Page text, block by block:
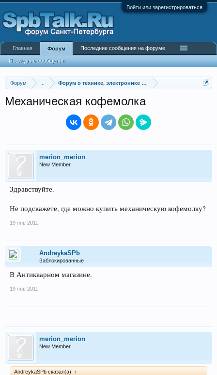
Войти или зарегистрироваться
Форум Форум о технике, электронике и гаджетах
Механическая кофемолка
merion_merion
New Member
Здравствуйте.
Не подскажете, где можно купить механическую кофемолку?
19 янв 2011
AndreykaSPb
Заблокированные
В Антикварном магазине.
19 янв 2011
merion_merion
New Member
AndreykaSPb сказал(а): ↑
Главная Форум
Последние сообщения
Последние сообщения на форуме